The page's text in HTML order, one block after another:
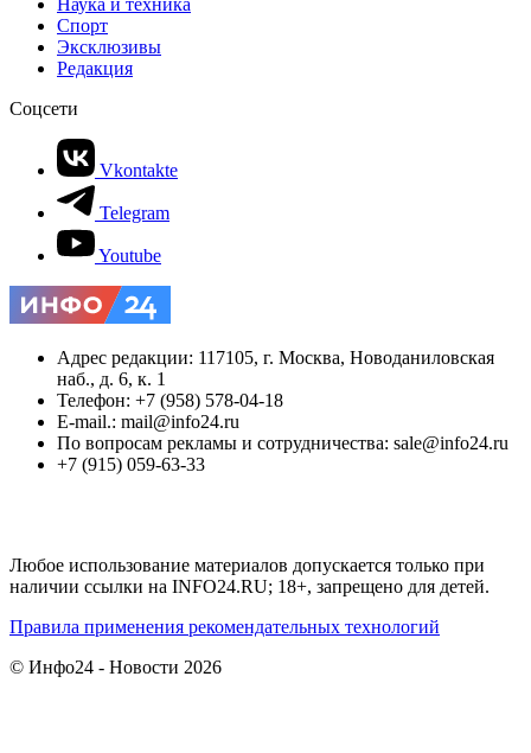
Наука и техника
Спорт
Эксклюзивы
Редакция
Соцсети
Vkontakte
Telegram
Youtube
Адрес редакции: 117105, г. Москва, Новоданиловская
наб., д. 6, к. 1
Телефон: +7 (958) 578-04-18
E-mail.: mail@info24.ru
По вопросам рекламы и сотрудничества: sale@info24.ru
+7 (915) 059-63-33
Любое использование материалов допускается только при
наличии ссылки на INFO24.RU; 18+, запрещено для детей.
Правила применения рекомендательных технологий
© Инфо24 - Новости 2026